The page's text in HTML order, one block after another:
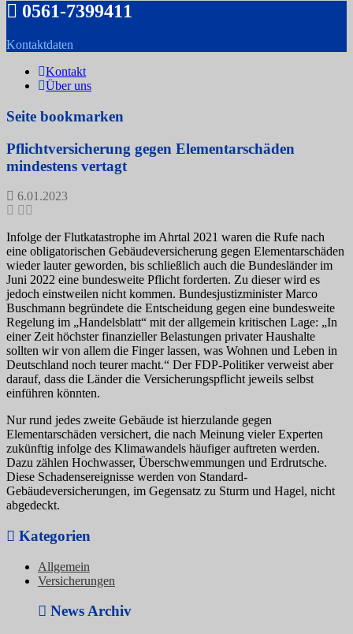
0561-7399411
Kontaktdaten
Kontakt
Über uns
Seite bookmarken
Pflichtversicherung gegen Elementarschäden
mindestens vertagt
6.01.2023
Infolge der Flutkatastrophe im Ahrtal 2021 waren die Rufe nach
eine obligatorischen Gebäudeversicherung gegen Elementarschäden
wieder lauter geworden, bis schließlich auch die Bundesländer im
Juni 2022 eine bundesweite Pflicht forderten. Zu dieser wird es
jedoch einstweilen nicht kommen. Bundesjustizminister Marco
Buschmann begründete die Entscheidung gegen eine bundesweite
Regelung im „Handelsblatt“ mit der allgemein kritischen Lage: „In
einer Zeit höchster finanzieller Belastungen privater Haushalte
sollten wir von allem die Finger lassen, was Wohnen und Leben in
Deutschland noch teurer macht.“ Der FDP-Politiker verweist aber
darauf, dass die Länder die Versicherungspflicht jeweils selbst
einführen könnten.
Nur rund jedes zweite Gebäude ist hierzulande gegen
Elementarschäden versichert, die nach Meinung vieler Experten
zukünftig infolge des Klimawandels häufiger auftreten werden.
Dazu zählen Hochwasser, Überschwemmungen und Erdrutsche.
Diese Schadensereignisse werden von Standard-
Gebäudeversicherungen, im Gegensatz zu Sturm und Hagel, nicht
abgedeckt.
Kategorien
Allgemein
Versicherungen
News Archiv